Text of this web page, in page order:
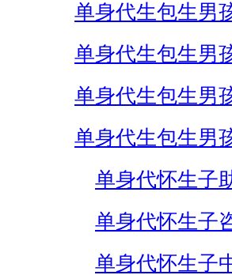
单身代生包生男
单身代生包生男
单身代生包生男
单身代生包生男
单身代怀生子
单身代怀生子
单身代怀生子